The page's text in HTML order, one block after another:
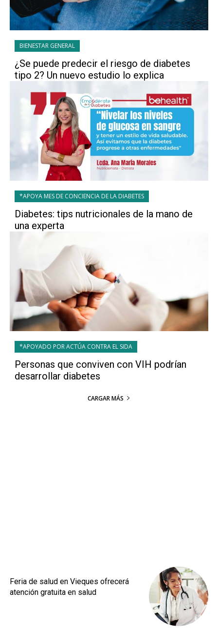
BIENESTAR GENERAL
¿Se puede predecir el riesgo de diabetes
tipo 2? Un nuevo estudio lo explica
*APOYA MES DE CONCIENCIA DE LA DIABETES
Diabetes: tips nutricionales de la mano de
una experta
*APOYADO POR ACTÚA CONTRA EL SIDA
Personas que conviven con VIH podrían
desarrollar diabetes
CARGAR MÁS
Feria de salud en Vieques ofrecerá
atención gratuita en salud